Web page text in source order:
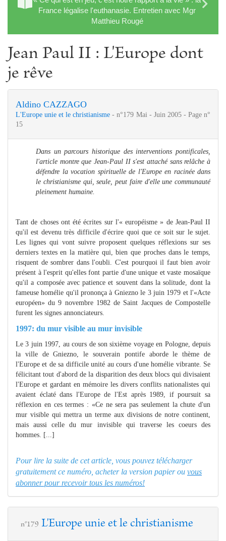
France légalise l'euthanasie. Entretien avec Mgr
Matthieu Rougé
Jean Paul II : L'Europe dont
je rêve
Aldino CAZZAGO
L'Europe unie et le christianisme- n°179 Mai - Juin 2005 - Page n°
15
Dans un parcours historique des interventions pontificales,
l'article montre que Jean-Paul II s'est attaché sans relâche à
défendre la vocation spirituelle de l'Europe en racinée dans
le christianisme qui, seule, peut faire d'elle une communauté
pleinement humaine.
Tant de choses ont été écrites sur l'« européisme » de Jean-Paul II
qu'il est devenu très difficile d'écrire quoi que ce soit sur le sujet.
Les lignes qui vont suivre proposent quelques réflexions sur ses
derniers textes en la matière qui, bien que proches dans le temps,
risquent de sombrer dans l'oubli. C'est pourquoi il faut bien avoir
présent à l'esprit qu'elles font partie d'une unique et vaste mosaïque
qu'il a composée avec patience et souvent dans la solitude, dont la
fameuse homélie qu'il prononça à Gniezno le 3 juin 1979 et l'«Acte
européen» du 9 novembre 1982 de Saint Jacques de Compostelle
furent les signes annonciateurs.
1997: du mur visible au mur invisible
Le 3 juin 1997, au cours de son sixième voyage en Pologne, depuis
la ville de Gniezno, le souverain pontife aborde le thème de
l'Europe et de sa difficile unité au cours d'une homélie vibrante. Se
félicitant tout d'abord de la disparition des deux blocs qui divisaient
l'Europe et gardant en mémoire les divers conflits nationalistes qui
avaient éclaté dans l'Europe de l'Est après 1989, if poursuit sa
réflexion en ces termes : «Ce ne sera pas seulement la chute d'un
mur visible qui mettra un terme aux divisions de notre continent,
mais aussi celle du mur invisible qui traverse les coeurs des
hommes. [...]
Pour lire la suite de cet article, vous pouvez télécharger
gratuitement ce numéro, acheter la version papier ou vous
abonner pour recevoir tous les numéros!
n°179 L'Europe unie et le christianisme